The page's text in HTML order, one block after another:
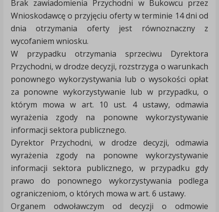
Brak zawiadomienia Przychodni w Bukowcu przez
Wnioskodawcę o przyjęciu oferty w terminie 14 dni od
dnia otrzymania oferty jest równoznaczny z
wycofaniem wniosku.
W przypadku otrzymania sprzeciwu Dyrektora
Przychodni, w drodze decyzji, rozstrzyga o warunkach
ponownego wykorzystywania lub o wysokości opłat
za ponowne wykorzystywanie lub w przypadku, o
którym mowa w art. 10 ust. 4 ustawy, odmawia
wyrażenia zgody na ponowne wykorzystywanie
informacji sektora publicznego.
Dyrektor Przychodni, w drodze decyzji, odmawia
wyrażenia zgody na ponowne wykorzystywanie
informacji sektora publicznego, w przypadku gdy
prawo do ponownego wykorzystywania podlega
ograniczeniom, o których mowa w art. 6 ustawy.
Organem odwoławczym od decyzji o odmowie